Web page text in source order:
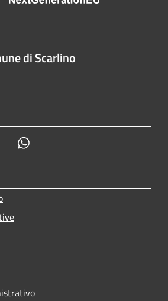
di Scarlino
Instagram